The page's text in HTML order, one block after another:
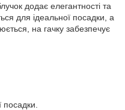
додає елегантності та
для ідеальної посадки, а
на гачку забезпечує
посадки.